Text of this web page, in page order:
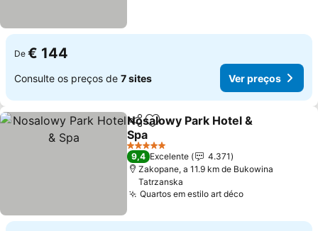
De € 144
Consulte os preços de 7 sites Ver preços
PartilharAdicionar aos favoritos
Nosalowy Park Hotel &
Spa
5 Estrelas
9,4 Excelente
4.371
Zakopane, a 11.9 km de Bukowina
Tatrzanska
Quartos em estilo art déco